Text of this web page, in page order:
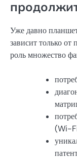
Уже давно
зависит только от
роль множество
(Wi-